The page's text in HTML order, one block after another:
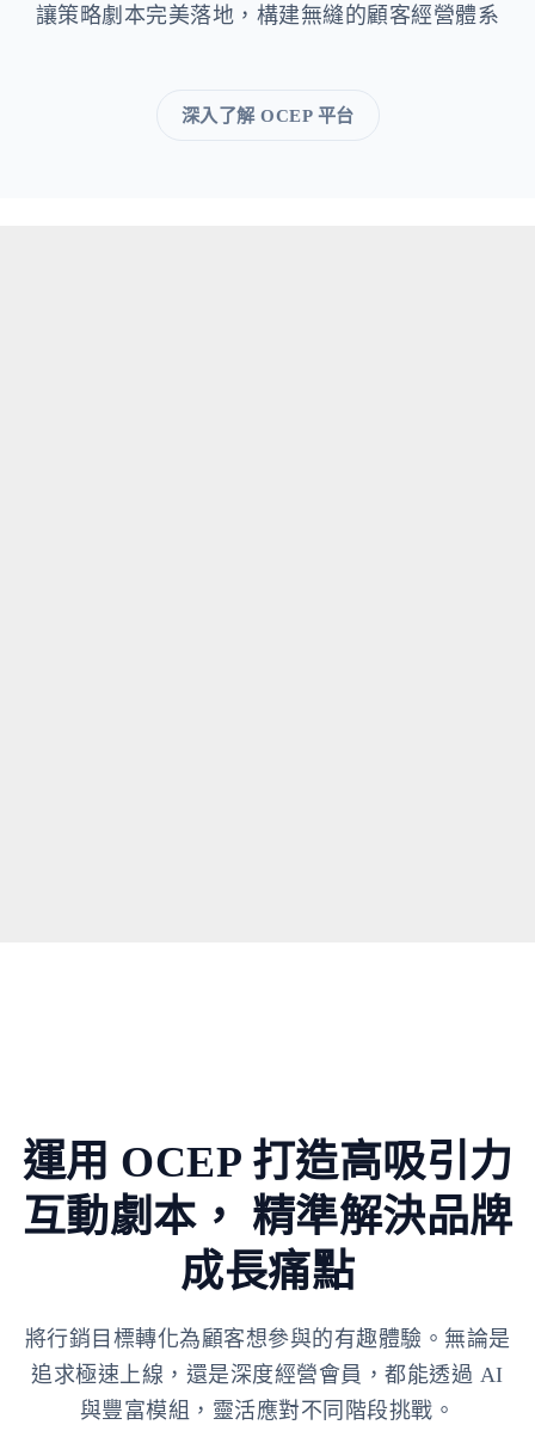
讓策略劇本完美落地，構建無縫的顧客經營體系
深入了解 OCEP 平台
運用 OCEP 打造高吸引力
互動劇本， 精準解決品牌
成長痛點
將行銷目標轉化為顧客想參與的有趣體驗。無論是
追求極速上線，還是深度經營會員，都能透過 AI
與豐富模組，靈活應對不同階段挑戰。